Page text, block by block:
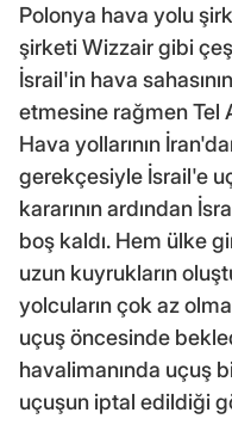
Polonya hava yolu
şirketi Wizzair gibi
İsrail'in hava
etmesine rağmen Tel
Hava yollarının
gerekçesiyle İsrail'e
kararının ardından
boş kaldı. Hem ülke
uzun kuyrukların
yolcuların çok az
uçuş öncesinde
havalimanında uçuş
uçuşun iptal edildiği